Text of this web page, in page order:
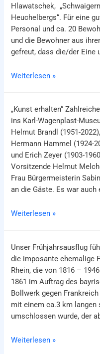
Schwaigern
Hlawatschek,
Heuchelbergs“. Für eine
Personal und ca. 20
und die Bewohner aus
gefreut, dass die/der Eine
Video-
ASB-
Heim
Weiterlesen »
„Kunst erhalten“
ins Karl-Wagenplast-
Helmut Brandl (1951-
Hermann Hammel (1924-
und Erich Zeyer (1903-
Vorsitzende Helmut
Frau Bürgermeisterin
an die Gäste. Es war
Kunst
Weiterlesen »
Unser Frühjahrsausflug
die imposante ehemalige
Rhein, die von 1816 –
1861 im Auftrag des
Bollwerk gegen
mit einem ca.3 km langen
umschlossen wurde, der
Frühlingsausflug
Weiterlesen »